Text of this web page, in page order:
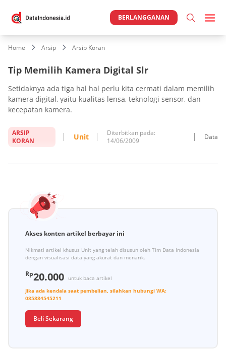
BERLANGGANAN
Home Arsip Arsip Koran
Tip Memilih Kamera Digital Slr
Setidaknya ada tiga hal hal perlu kita cermati dalam memilih
kamera digital, yaitu kualitas lensa, teknologi sensor, dan
kecepatan kamera.
ARSIP
KORAN
Unit
Diterbitkan pada:
14/06/2009
Data
Akses konten artikel berbayar ini
Nikmati artikel khusus Unit yang telah disusun oleh Tim Data Indonesia
dengan visualisasi data yang akurat dan menarik.
Rp20.000
untuk baca artikel
Jika ada kendala saat pembelian, silahkan hubungi WA:
085884545211
Beli Sekarang